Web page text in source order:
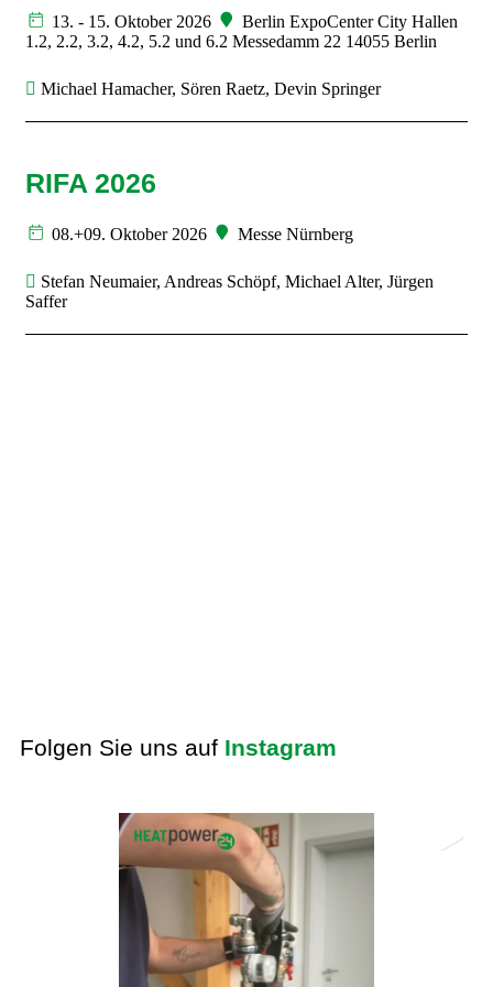
13. - 15. Oktober 2026
Berlin ExpoCenter City Hallen
1.2, 2.2, 3.2, 4.2, 5.2 und 6.2 Messedamm 22 14055 Berlin
Michael Hamacher, Sören Raetz, Devin Springer
RIFA 2026
08.+09. Oktober 2026 Messe Nürnberg
Stefan Neumaier, Andreas Schöpf, Michael Alter, Jürgen
Saffer
Folgen Sie uns auf Instagram